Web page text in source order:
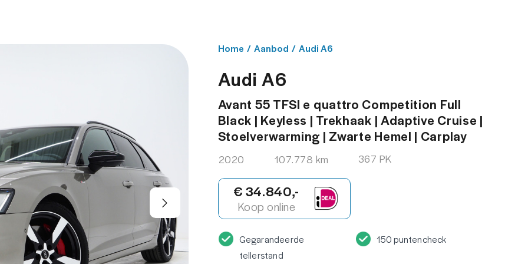
Home / Aanbod / Audi A6
Audi A6
Avant 55 TFSI e quattro Competition Full
Black | Keyless | Trekhaak | Adaptive Cruise |
Stoelverwarming | Zwarte Hemel | Carplay
2020 107.778 km 367 PK
€ 34.840,-
Koop online
Gegarandeerde
tellerstand
150 puntencheck